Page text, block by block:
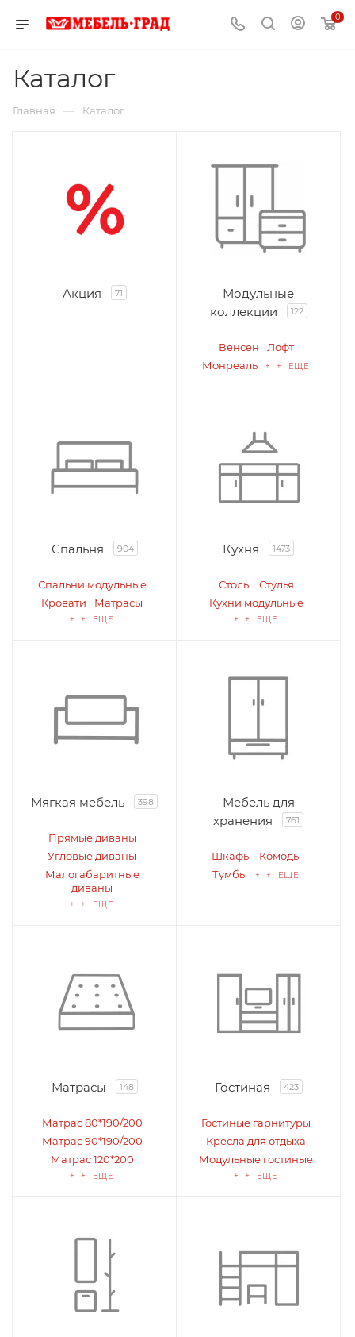
0
Каталог
Главная — Каталог
Акция 71
Модульные
коллекции
122
Венсен
Лофт
Монреаль
+ + ЕЩЕ
Спальня 904
Спальни модульные
Кровати
Матрасы
+ + ЕЩЕ
Кухня 1473
Столы
Стулья
Кухни модульные
+ + ЕЩЕ
Мягкая мебель 398
Прямые диваны
Угловые диваны
Малогабаритные
диваны
+ + ЕЩЕ
Мебель для
хранения
761
Шкафы
Комоды
Тумбы
+ + ЕЩЕ
Матрасы 148
Матрас 80*190/200
Матрас 90*190/200
Матрас 120*200
+ + ЕЩЕ
Гостиная 423
Гостиные гарнитуры
Кресла для отдыха
Модульные гостиные
+ + ЕЩЕ